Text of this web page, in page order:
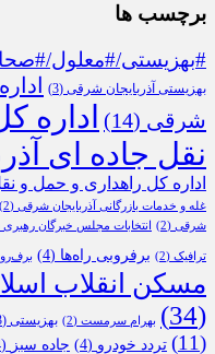
برچسب ها
#بهزیستی/#معلول/
بهزیستی آذربایجان شرقی (3)
شرقی (14)
اداره
نقل جاده ای
اداره کل راهداری و حمل و
غله و خدمات بازرگانی آذربایجان شرقی (2)
شرقی (2) انتخابات مجلس خبرگان رهبری
ترافیک (2) برفروبی راه‌ها (4)
مسکن انقلاب
(34)
بهرام سرمست (2) بهزیستی (3)
(11)
تردد خودرو (4) جاده سبز (4)